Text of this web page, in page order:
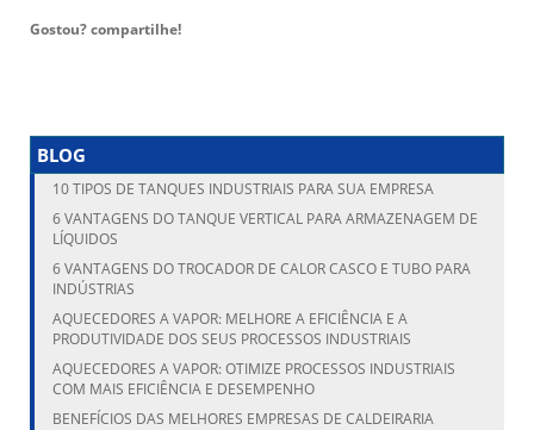
Gostou? compartilhe!
BLOG
10 TIPOS DE TANQUES INDUSTRIAIS PARA SUA EMPRESA
6 VANTAGENS DO TANQUE VERTICAL PARA ARMAZENAGEM DE
LÍQUIDOS
6 VANTAGENS DO TROCADOR DE CALOR CASCO E TUBO PARA
INDÚSTRIAS
AQUECEDORES A VAPOR: MELHORE A EFICIÊNCIA E A
PRODUTIVIDADE DOS SEUS PROCESSOS INDUSTRIAIS
AQUECEDORES A VAPOR: OTIMIZE PROCESSOS INDUSTRIAIS
COM MAIS EFICIÊNCIA E DESEMPENHO
BENEFÍCIOS DAS MELHORES EMPRESAS DE CALDEIRARIA